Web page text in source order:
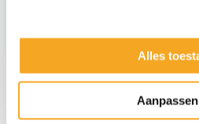
Alles
Aanpassen
Goudvis